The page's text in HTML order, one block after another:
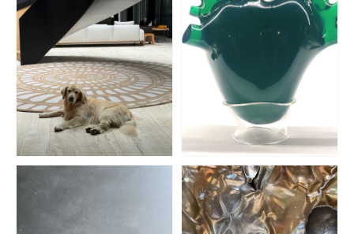
ALFOMBRAS REINOS
Amnistía Internacional
CAUSA